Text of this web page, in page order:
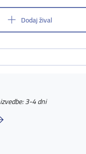
Dodaj žival
3-4 dni